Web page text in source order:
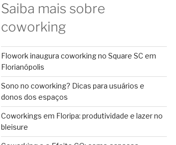
Saiba mais sobre
coworking
Flowork inaugura coworking no Square SC em
Florianópolis
Sono no coworking? Dicas para usuários e
donos dos espaços
Coworkings em Floripa: produtividade e lazer no
bleisure